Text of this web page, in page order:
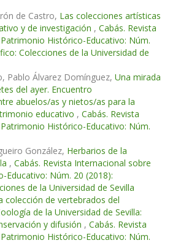
de Castro, Las colecciones artísticas
y de investigación , Cabás. Revista
Histórico-Educativo: Núm.
Colecciones de la Universidad de
Pablo Álvarez Domínguez, Una mirada
del ayer. Encuentro
abuelos/as y nietos/as para la
educativo , Cabás. Revista
Histórico-Educativo: Núm.
González, Herbarios de la
, Cabás. Revista Internacional sobre
Educativo: Núm. 20 (2018):
de la Universidad de Sevilla
colección de vertebrados del
de la Universidad de Sevilla:
y difusión , Cabás. Revista
Histórico-Educativo: Núm.